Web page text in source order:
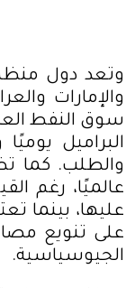
وتعد دول
والإمارات
سوق النفط
البراميل
والطلب. كما
عالميًا، رغم
عليها، بينما
على تنويع
الجيوسياسية.